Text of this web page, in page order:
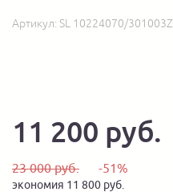
Артикул: SL 10224070/301003Z
11 200 руб.
23 000 руб. -51%
экономия 11 800 руб.